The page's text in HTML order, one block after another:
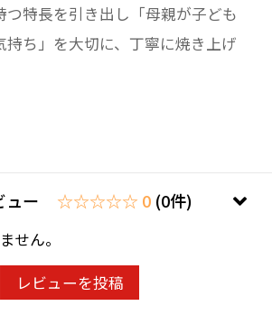
つ特長を引き出し「母親が子ども
持ち」を大切に、丁寧に焼き上げ
ュー ☆☆☆☆☆ 0 (0件)
せん。
レビューを投稿